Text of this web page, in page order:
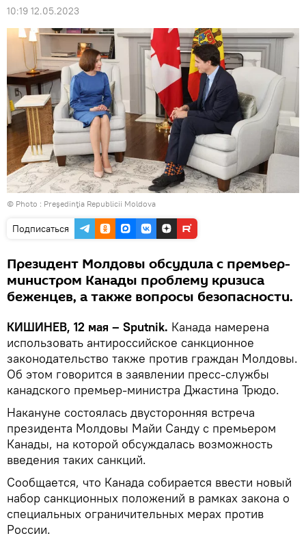
10:19 12.05.2023
© Photo : Preşedinţia Republicii Moldova
Подписаться
Президент Молдовы обсудила с премьер-
министром Канады проблему кризиса
беженцев, а также вопросы безопасности.
КИШИНЕВ, 12 мая – Sputnik. Канада намерена
использовать антироссийское санкционное
законодательство также против граждан Молдовы.
Об этом говорится в заявлении пресс-службы
канадского премьер-министра Джастина Трюдо.
Накануне состоялась двусторонняя встреча
президента Молдовы Майи Санду с премьером
Канады, на которой обсуждалась возможность
введения таких санкций.
Сообщается, что Канада собирается ввести новый
набор санкционных положений в рамках закона о
специальных ограничительных мерах против
России.